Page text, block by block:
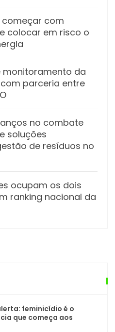
com
colocar em risco o
da
parceria entre
no combate
soluções
de resíduos no
ocupam os dois
ranking nacional da
feminicídio é o
que começa aos